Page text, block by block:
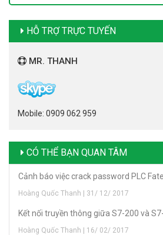
HỖ TRỢ TRỰC TUYẾN
MR. THANH
Mobile: 0909 062 959
CÓ THỂ BẠN QUAN TÂM
Cảnh báo việc crack password PLC
Hoàng Quốc Thanh | 31/ 12/ 2017
Kết nối truyền thông giữa S7-200 và
Hoàng Quốc Thanh | 16/ 02/ 2017